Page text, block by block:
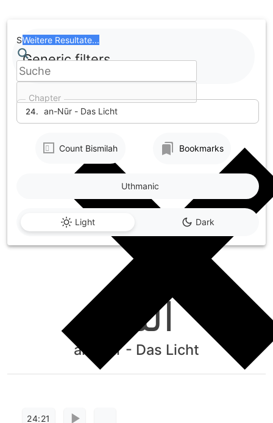
to
content
Chapter
24. an-Nūr - Das Licht
Search
Weitere Resultate...
Generic filters
Count Bismilah Bookmarks
Light Dark
Uthmanic
النُّوْرِ
an-Nūr - Das Licht
24:21